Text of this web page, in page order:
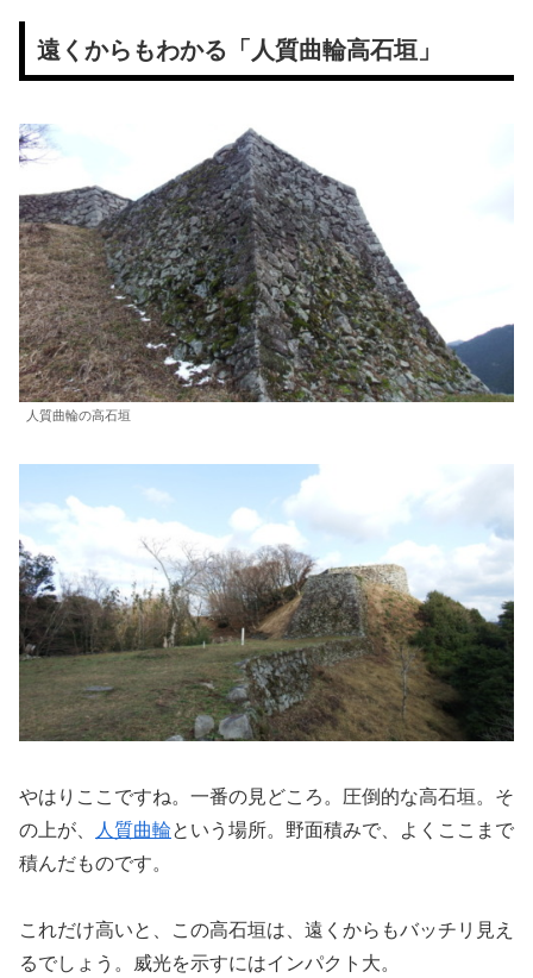
遠くからもわかる「人質曲輪高石垣」
人質曲輪の高石垣
やはりここですね。一番の見どころ。圧倒的な高石垣。そ
の上が、 人質曲輪という場所。野面積みで、よくここまで
積んだものです。
これだけ高いと、この高石垣は、遠くからもバッチリ見え
るでしょう。威光を示すにはインパクト大。